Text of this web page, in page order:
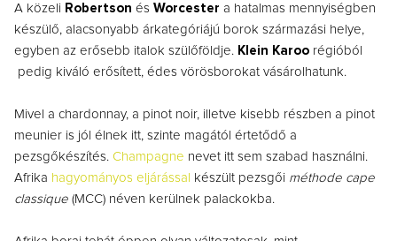
A közeli Robertson és Worcester a hatalmas mennyiségben
készülő, alacsonyabb árkategóriájú borok származási helye,
egyben az erősebb italok szülőföldje. Klein Karoo régióból
pedig kiváló erősített, édes vörösborokat vásárolhatunk.
Mivel a chardonnay, a pinot noir, illetve kisebb részben a pinot
meunier is jól élnek itt, szinte magától értetődő a
pezsgőkészítés. Champagne nevet itt sem szabad használni.
Afrika hagyományos eljárással készült pezsgői méthode cape
classique (MCC) néven kerülnek palackokba.